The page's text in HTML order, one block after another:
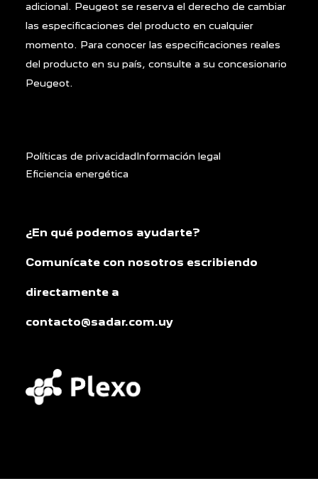
adicional. Peugeot se reserva el derecho de cambiar
las especificaciones del producto en cualquier
momento. Para conocer las especificaciones reales
del producto en su país, consulte a su concesionario
Peugeot.
Políticas de privacidadInformación legal
Eficiencia energética
¿En qué podemos ayudarte?
Comunícate con nosotros escribiendo
directamente a
contacto@sadar.com.uy